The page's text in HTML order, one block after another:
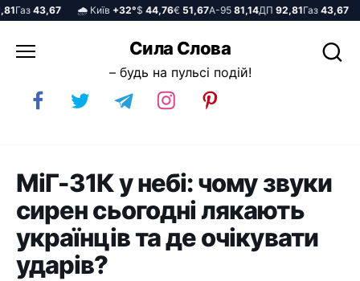
Газ43,67 🌧️ Київ+32°$44,76€51,67А-9581,14ДП92,81Газ43,67
до
Сила Слова
– будь на пульсі подій!
МіГ-31К у небі: чому звуки
сирен сьогодні лякають
українців та де очікувати
ударів?